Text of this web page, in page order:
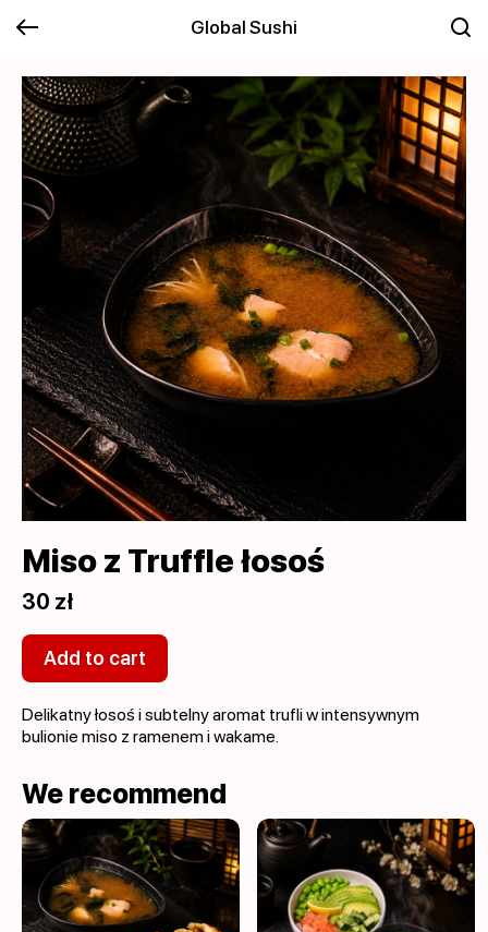
Global Sushi
Miso z Truffle łosoś
30 zł
Add to cart
Delikatny łosoś i subtelny aromat trufli w intensywnym
bulionie miso z ramenem i wakame.
We recommend